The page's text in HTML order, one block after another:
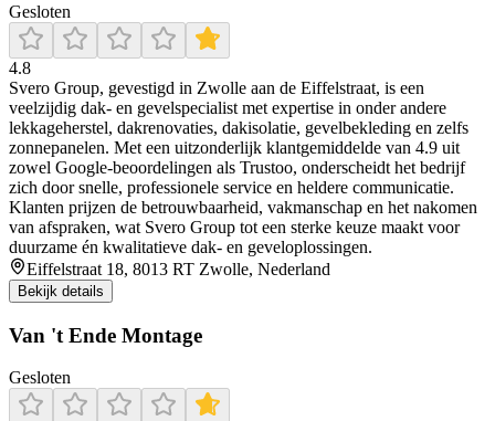
Gesloten
4.8
Svero Group, gevestigd in Zwolle aan de Eiffelstraat, is een
veelzijdig dak- en gevelspecialist met expertise in onder andere
lekkageherstel, dakrenovaties, dakisolatie, gevelbekleding en zelfs
zonnepanelen. Met een uitzonderlijk klantgemiddelde van 4.9 uit
zowel Google-beoordelingen als Trustoo, onderscheidt het bedrijf
zich door snelle, professionele service en heldere communicatie.
Klanten prijzen de betrouwbaarheid, vakmanschap en het nakomen
van afspraken, wat Svero Group tot een sterke keuze maakt voor
duurzame én kwalitatieve dak- en geveloplossingen.
Eiffelstraat 18, 8013 RT Zwolle, Nederland
Bekijk details
Van 't Ende Montage
Gesloten